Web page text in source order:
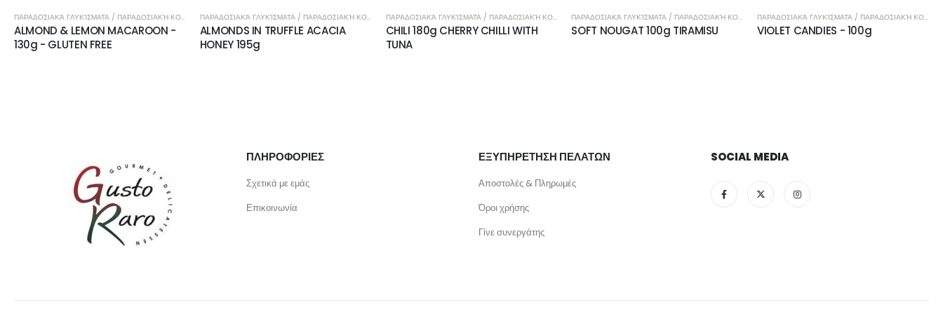
ΠΑΡΑΔΟΣΙΑΚΆ ΓΛΥΚΊΣΜΑΤΑ / ΠΑΡΑΔΟΣΙΑΚΉ ΚΟΥΖΊΝΑ
ALMONDS IN TRUFFLE ACACIA
HONEY 195g
ΠΑΡΑΔΟΣΙΑΚΆ ΓΛΥΚΊΣΜΑΤΑ / ΠΑΡΑΔΟΣΙΑΚΉ ΚΟΥΖΊΝΑ
CHILI 180g CHERRY CHILLI WITH
TUNA
ΠΑΡΑΔΟΣΙΑΚΆ ΓΛΥΚΊΣΜΑΤΑ / ΠΑΡΑΔΟΣΙΑΚΉ ΚΟΥΖΊΝΑ
SOFT NOUGAT 100g TIRAMISU
ΠΑΡΑΔΟΣΙΑΚΆ ΓΛΥΚΊΣΜΑΤΑ / ΠΑΡΑΔΟΣΙΑΚΉ ΚΟΥΖΊΝΑ
VIOLET CANDIES - 100g
ΠΑΡΑΔΟΣΙΑΚΆ ΓΛΥΚΊΣΜΑΤΑ / ΠΑΡΑΔΟΣΙΑΚΉ ΚΟΥΖΊΝΑ
ΛΟΥΚΟΥΜΙ 1 Kg ΜΑΣΤΙΧΑ
ΠΛΗΡΟΦΟΡΙΕΣ
Σχετικά με εμάς
Επικοινωνία
ΕΞΥΠΗΡΕΤΗΣΗ ΠΕΛΑΤΩΝ
Αποστολές & Πληρωμές
Όροι χρήσης
Γίνε συνεργάτης
SOCIAL MEDIA